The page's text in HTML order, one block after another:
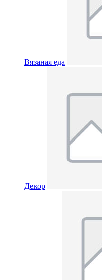
Вязаная еда
Декор